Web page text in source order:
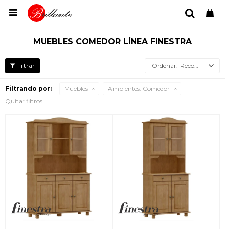

MUEBLES COMEDOR LÍNEA FINESTRA
Recomendados
Filtrando por: Muebles Ambientes: Comedor
Quitar filtros